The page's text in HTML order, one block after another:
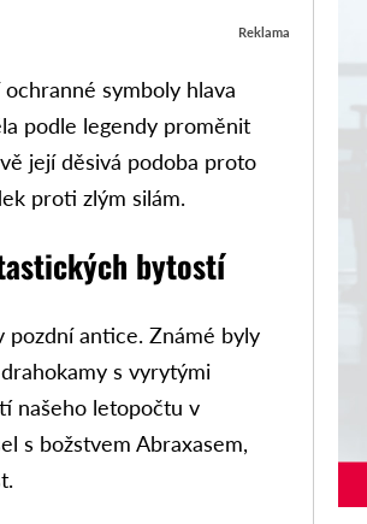
Reklama
symboly hlava
podle legendy proměnit
její děsivá podoba proto
proti zlým silám.
bytostí
pozdní antice. Známé byly
s vyrytými
našeho letopočtu v
s božstvem Abraxasem,